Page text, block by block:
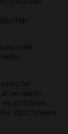
не несет
на которые
доступным